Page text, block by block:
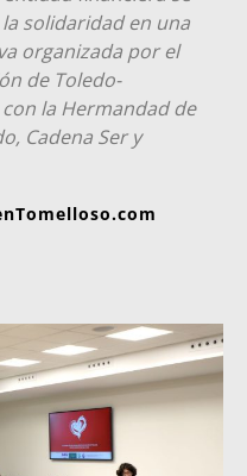
solidaridad en una
organizada por el
de Toledo-
la Hermandad de
Cadena Ser y